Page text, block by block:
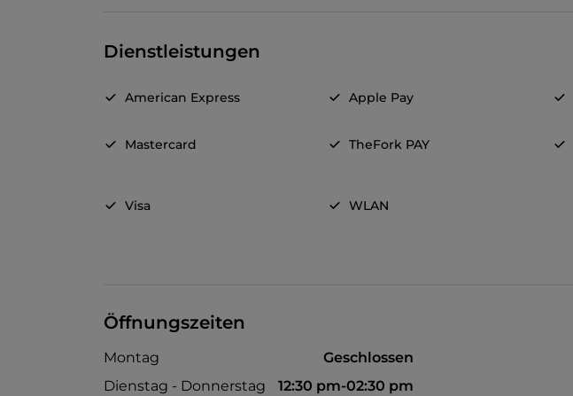
Dienstleistungen
American Express Apple Pay
Mastercard TheFork PAY
Visa WLAN
Öffnungszeiten
Montag
Geschlossen
Dienstag - Donnerstag
12:30 pm-02:30 pm